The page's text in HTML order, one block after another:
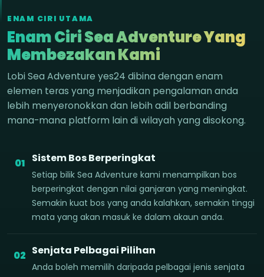
ENAM CIRI UTAMA
Enam Ciri Sea Adventure Yang
Membezakan Kami
Lobi Sea Adventure yes24 dibina dengan enam
elemen teras yang menjadikan pengalaman anda
lebih menyeronokkan dan lebih adil berbanding
mana-mana platform lain di wilayah yang disokong.
01 Sistem Bos Berperingkat
Setiap bilik Sea Adventure kami menampilkan bos
berperingkat dengan nilai ganjaran yang meningkat.
Semakin kuat bos yang anda kalahkan, semakin tinggi
mata yang akan masuk ke dalam akaun anda.
02 Senjata Pelbagai Pilihan
Anda boleh memilih daripada pelbagai jenis senjata